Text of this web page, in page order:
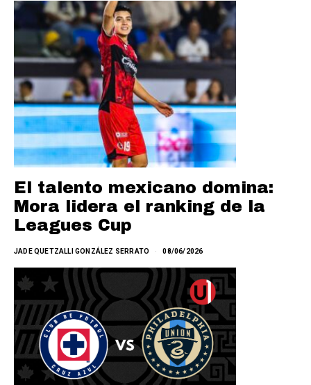
El talento mexicano domina:
Mora lidera el ranking de la
Leagues Cup
JADE QUETZALLI GONZÁLEZ SERRATO 08/06/2026